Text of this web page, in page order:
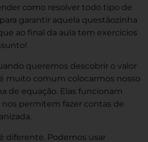
como resolver todo tipo de
garantir aquela questãozinha
ao final da aula tem exercícios
queremos descobrir o valor
muito comum colocarmos nosso
de equação. Elas funcionam
permitem fazer contas de
diferente. Podemos usar